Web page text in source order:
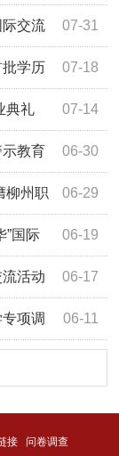
07-31
交流
07-18
批学历
07-14
典礼
06-30
教育
06-29
柳州职
06-19
”国际
06-17
活动
06-11
项调
接 问卷调查